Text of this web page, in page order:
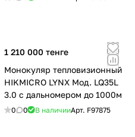
1 210 000 тенге
Монокуляр тепловизионный
HIKMICRO LYNX Мод. LQ35L
3.0 с дальномером до 1000м
0 0 В наличииАрт. F97875